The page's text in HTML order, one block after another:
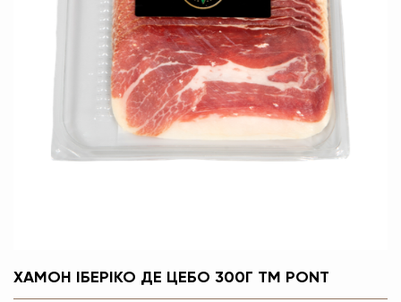
ХАМОН ІБЕРІКО ДЕ ЦЕБО 300Г TM PONT